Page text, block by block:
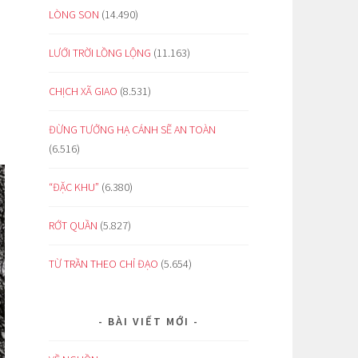
LÒNG SON (14.490)
LƯỚI TRỜI LỒNG LỘNG (11.163)
CHỊCH XÃ GIAO (8.531)
ĐỪNG TƯỞNG HẠ CÁNH SẼ AN TOÀN
(6.516)
“ĐẶC KHU” (6.380)
RỚT QUẦN (5.827)
TỪ TRẦN THEO CHỈ ĐẠO (5.654)
BÀI VIẾT MỚI